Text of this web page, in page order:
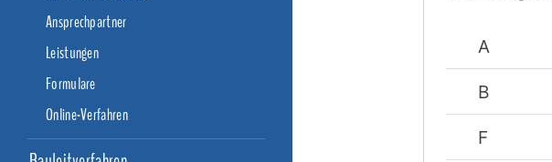
Ansprechpartner
Leistungen
Formulare
Online-Verfahren
A
B
F